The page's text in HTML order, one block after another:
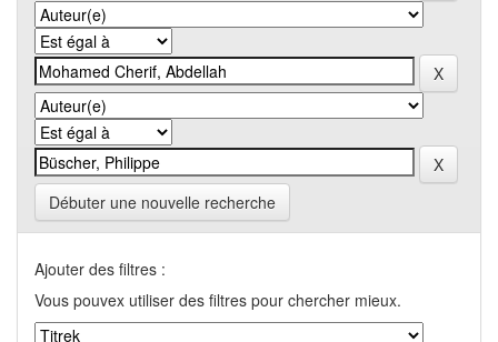
Débuter une nouvelle recherche
Ajouter des filtres :
Vous pouvex utiliser des filtres pour chercher mieux.